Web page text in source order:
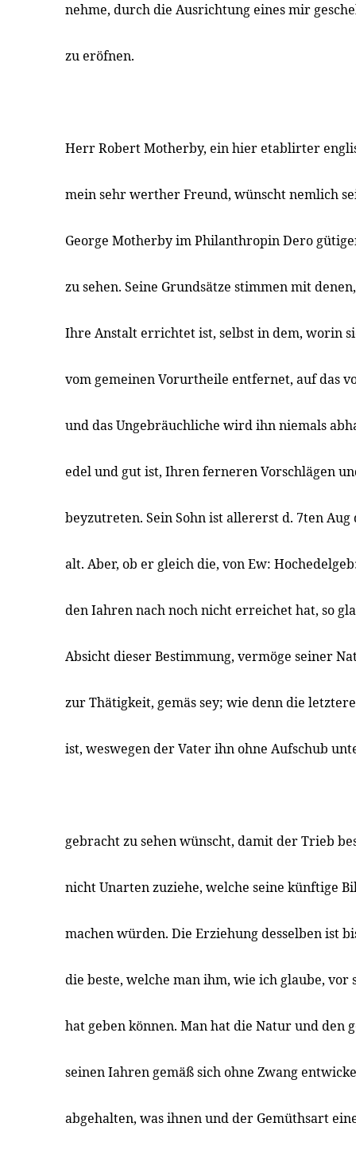
nehme, durch die Ausrichtung eines mir
zu eröfnen.
Herr Robert Motherby, ein hier etablirter
mein sehr werther Freund, wünscht nemlich
George Motherby im Philanthropin Dero
zu sehen. Seine Grundsätze stimmen mit
Ihre Anstalt errichtet ist, selbst in dem, worin
vom gemeinen Vorurtheile entfernet, auf das
und das Ungebräuchliche wird ihn niemals
edel und gut ist, Ihren ferneren Vorschlägen
beyzutreten. Sein Sohn ist allererst d. 7ten Aug
alt. Aber, ob er gleich die, von Ew:
den Iahren nach noch nicht erreichet hat, so
Absicht dieser Bestimmung, vermöge seiner
zur Thätigkeit, gemäs sey; wie denn die
ist, weswegen der Vater ihn ohne Aufschub
gebracht zu sehen wünscht, damit der Trieb
nicht Unarten zuziehe, welche seine künftige
machen würden. Die Erziehung desselben ist
die beste, welche man ihm, wie ich glaube, vor
hat geben können. Man hat die Natur und den
seinen Iahren gemäß sich ohne Zwang
abgehalten, was ihnen und der Gemüthsart